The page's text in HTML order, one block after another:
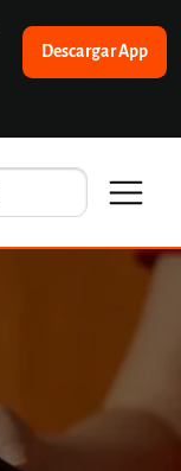
Descargar App